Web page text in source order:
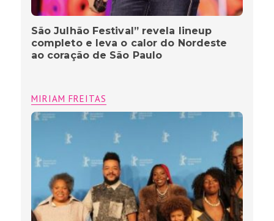
São Julhão Festival” revela lineup
completo e leva o calor do Nordeste
ao coração de São Paulo
MIRIAM FREITAS